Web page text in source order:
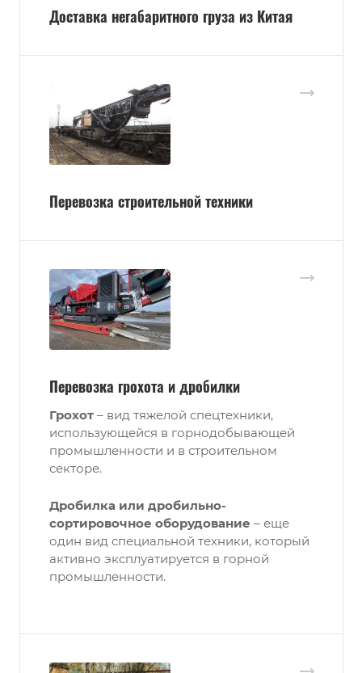
Доставка негабаритного груза из Китая
Перевозка строительной техники
Перевозка грохота и дробилки
Грохот – вид тяжелой спецтехники,
использующейся в горнодобывающей
промышленности и в строительном
секторе.
Дробилка или дробильно-
сортировочное оборудование – еще
один вид специальной техники, который
активно эксплуатируется в горной
промышленности.